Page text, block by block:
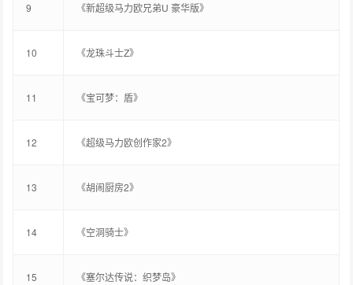
9 《新超级马力欧兄弟U 豪华版》
10 《龙珠斗士Z》
11 《宝可梦：盾》
12 《超级马力欧创作家2》
13 《胡闹厨房2》
14 《空洞骑士》
15 《塞尔达传说：织梦岛》